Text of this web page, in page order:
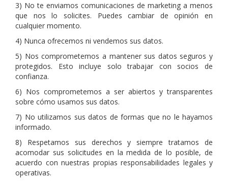
3) No te enviamos comunicaciones de marketing a menos
que nos lo solicites. Puedes cambiar de opinión en
cualquier momento.
4) Nunca ofrecemos ni vendemos sus datos.
5) Nos comprometemos a mantener sus datos seguros y
protegidos. Esto incluye solo trabajar con socios de
confianza.
6) Nos comprometemos a ser abiertos y transparentes
sobre cómo usamos sus datos.
7) No utilizamos sus datos de formas que no le hayamos
informado.
8) Respetamos sus derechos y siempre tratamos de
acomodar sus solicitudes en la medida de lo posible, de
acuerdo con nuestras propias responsabilidades legales y
operativas.